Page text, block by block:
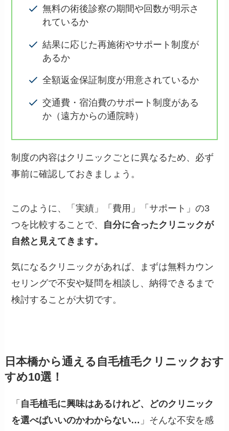
無料の術後診察の期間や回数が明示さ
れているか
結果に応じた再施術やサポート制度が
あるか
全額返金保証制度が用意されているか
交通費・宿泊費のサポート制度がある
か（遠方からの通院時）
制度の内容はクリニックごとに異なるため、必ず
事前に確認しておきましょう。
このように、「実績」「費用」「サポート」の3
つを比較することで、 自分に合ったクリニックが
自然と見えてきます。
気になるクリニックがあれば、まずは無料カウン
セリングで不安や疑問を相談し、納得できるまで
検討することが大切です。
日本橋から通える自毛植毛クリニックおす
すめ10選！
「 自毛植毛に興味はあるけれど、どのクリニック
を選べばいいのかわからない… 」そんな不安を感